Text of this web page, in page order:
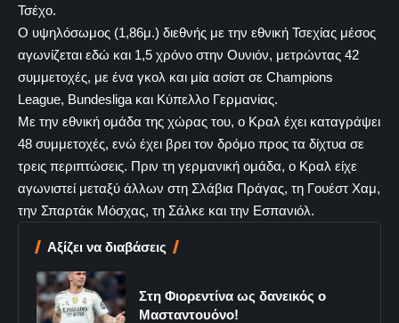
Τσέχο.
Ο υψηλόσωμος (1,86μ.) διεθνής με την εθνική Τσεχίας μέσος
αγωνίζεται εδώ και 1,5 χρόνο στην Ουνιόν, μετρώντας 42
συμμετοχές, με ένα γκολ και μία ασίστ σε Champions
League, Bundesliga και Κύπελλο Γερμανίας.
Με την εθνική ομάδα της χώρας του, ο Κραλ έχει καταγράψει
48 συμμετοχές, ενώ έχει βρει τον δρόμο προς τα δίχτυα σε
τρεις περιπτώσεις. Πριν τη γερμανική ομάδα, ο Κραλ είχε
αγωνιστεί μεταξύ άλλων στη Σλάβια Πράγας, τη Γουέστ Χαμ,
την Σπαρτάκ Μόσχας, τη Σάλκε και την Εσπανιόλ.
Αξίζει να διαβάσεις
Στη Φιορεντίνα ως δανεικός ο
Μασταντουόνο!